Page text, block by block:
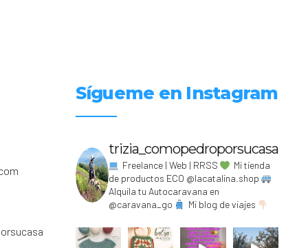
Sígueme en Instagram
trizia_comopedroporsucasa
Freelance | Web | RRSS
Mi tienda
de productos ECO @lacatalina.shop
Alquila tu Autocaravana en
@caravana_go
Mi blog de viajes